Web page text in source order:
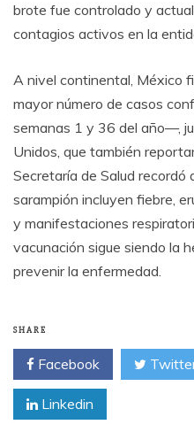
brote fue controlado y
contagios activos en la
A nivel continental, México
mayor número de casos
semanas 1 y 36 del año—,
Unidos, que también
Secretaría de Salud recordó
sarampión incluyen fiebre,
y manifestaciones
vacunación sigue siendo la
prevenir la enfermedad.
SHARE
Facebook
Linkedin